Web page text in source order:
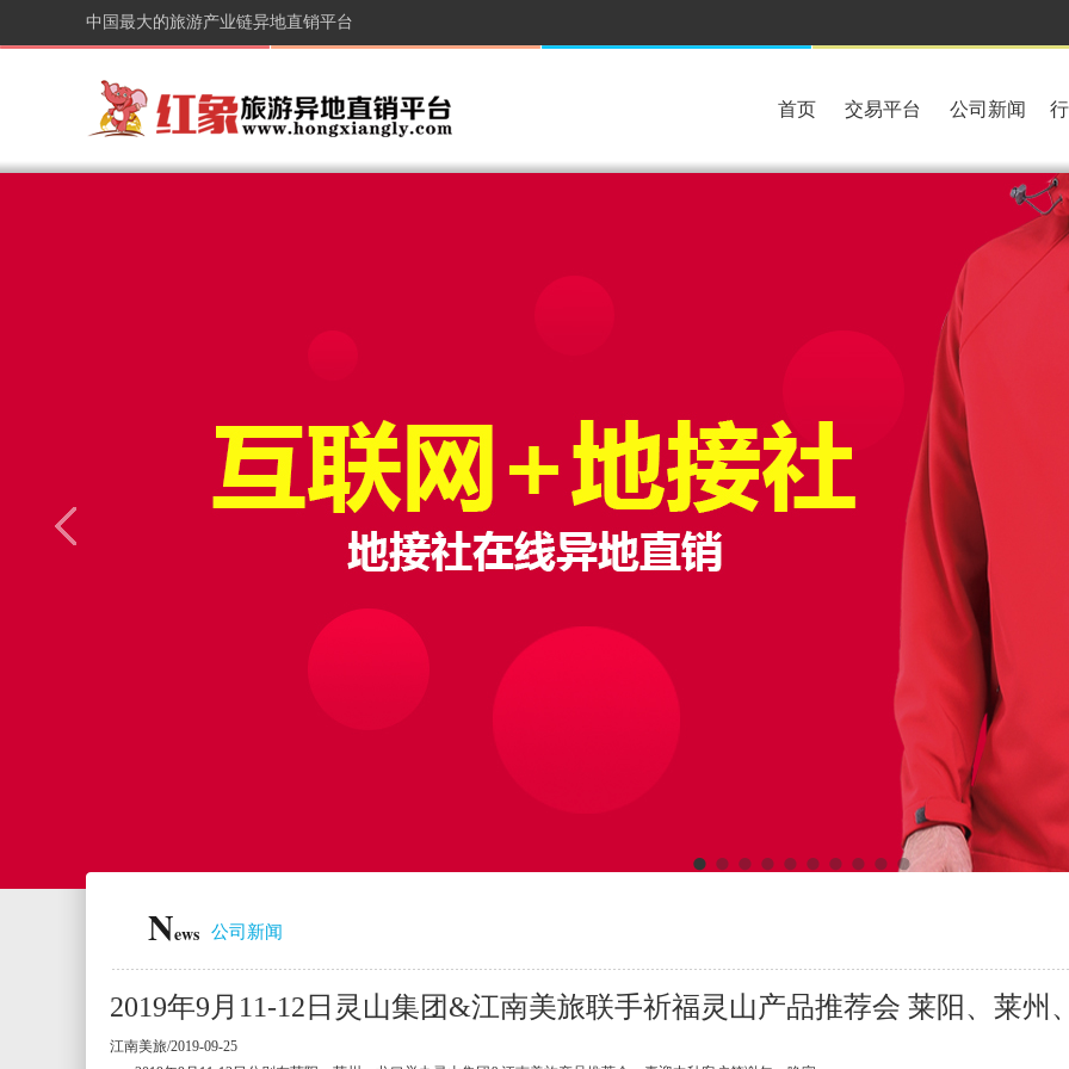
中国最大的旅游产业链异地直销平台
首页 交易平台 公司新闻
News 公司新闻
2019年9月11-12日灵山集团&江南美旅联手祈福灵山产品推荐会 莱阳、莱州
江南美旅/2019-09-25